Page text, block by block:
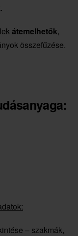
átemelhetők,
összefűzése.
– szakmák,